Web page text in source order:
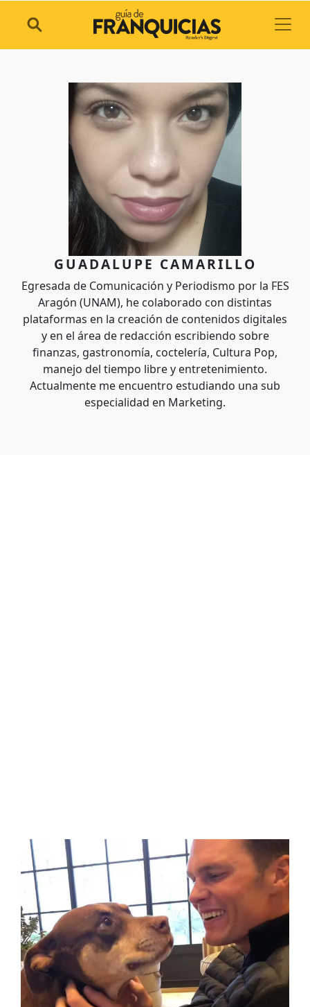
GUADALUPE CAMARILLO
Egresada de Comunicación y Periodismo por la FES
Aragón (UNAM), he colaborado con distintas
plataformas en la creación de contenidos digitales
y en el área de redacción escribiendo sobre
finanzas, gastronomía, coctelería, Cultura Pop,
manejo del tiempo libre y entretenimiento.
Actualmente me encuentro estudiando una sub
especialidad en Marketing.